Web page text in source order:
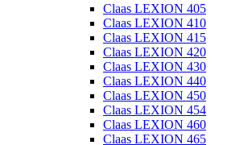
Claas LEXION 405
Claas LEXION 410
Claas LEXION 415
Claas LEXION 420
Claas LEXION 430
Claas LEXION 440
Claas LEXION 450
Claas LEXION 454
Claas LEXION 460
Claas LEXION 465